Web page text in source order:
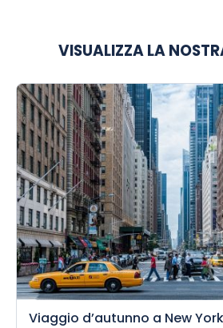
VISUALIZZA LA
Viaggio d’autunno a New